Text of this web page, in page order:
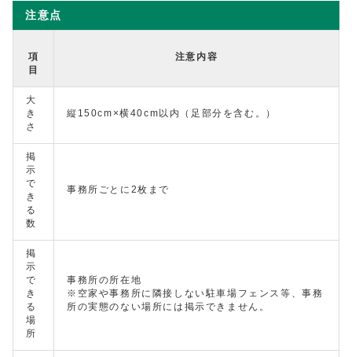
注意点
項
目
注意内容
大
き
さ
縦150cm×横40cm以内（足部分を含む。）
掲
示
で
き
る
数
事務所ごとに2枚まで
掲
示
で
き
る
場
所
事務所の所在地
※空家や事務所に隣接しない駐車場フェンス等、事務
所の実態のない場所には掲示できません。